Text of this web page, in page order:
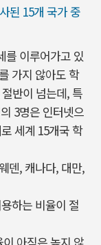
된 15개 국가 중
를 이루어가고 있
가지 않아도 학
반이 넘는데, 특
3명은 인터넷으
세계 15개국 학
덴, 캐나다, 대만,
하는 비율이 절